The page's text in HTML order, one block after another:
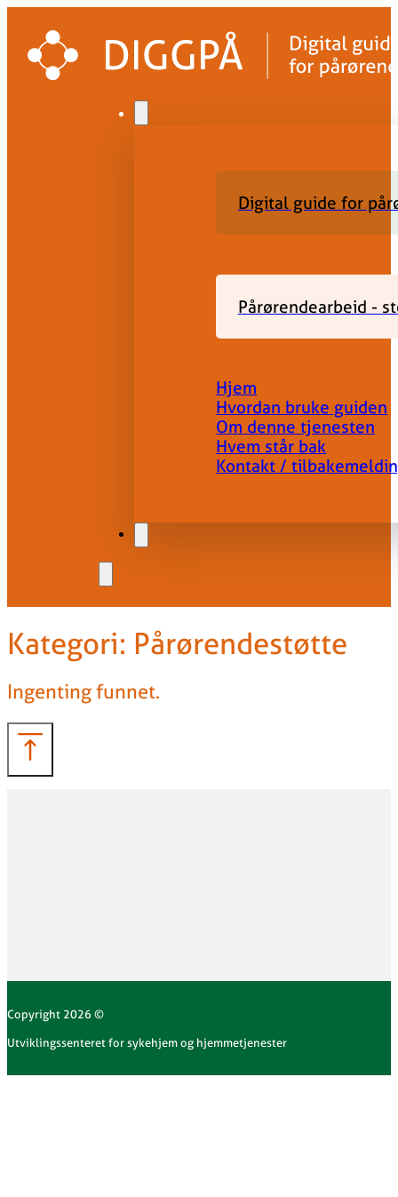
Digital guide for
Pårørendearbeid -
Hjem
Hvordan bruke guiden
Om denne tjenesten
Hvem står bak
Kontakt /
Kategori: Pårørendestøtte
Ingenting funnet.
Copyright 2026 ©
Utviklingssenteret for sykehjem og hjemmetjenester